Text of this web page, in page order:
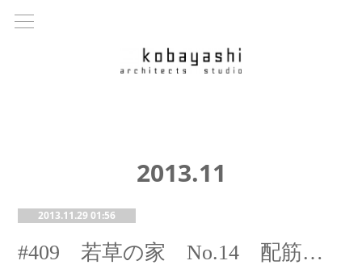
2013.11
2013.11.29 01:56
#409 若草の家 No.14 配筋検査